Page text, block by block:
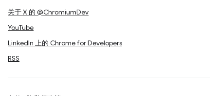
关于 X 的 @ChromiumDev
YouTube
LinkedIn 上的 Chrome for Developers
RSS